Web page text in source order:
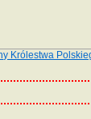
Królestwa